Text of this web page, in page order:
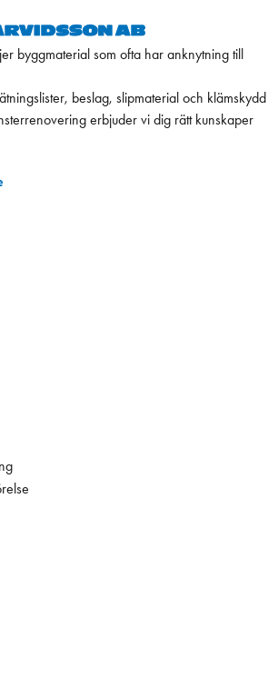
byggmaterial som ofta har anknytning till
beslag, slipmaterial och klämskydd
erbjuder vi dig rätt kunskaper